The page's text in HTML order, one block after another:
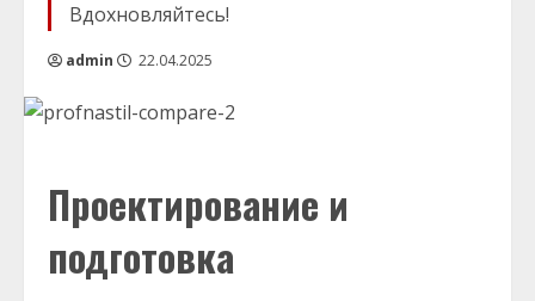
Вдохновляйтесь!
admin 22.04.2025
Проектирование и
подготовка